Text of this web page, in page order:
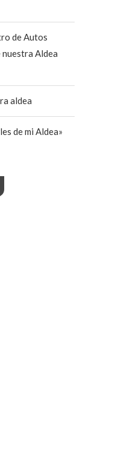
de Autos
Aldea
aldea
de mi Aldea»